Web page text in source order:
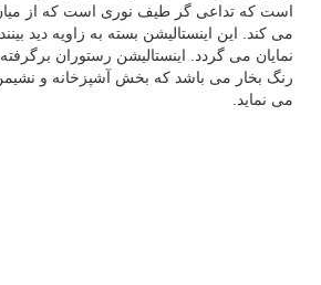
است که تداعی گر طیف نوری است که از میان
می کند. این اینستالیشن بسته به زاویه دید
نمایان می گردد. اینستالیشن رستوران
رنگ بخار می باشد که بخش آشپزخانه و
می نماید.